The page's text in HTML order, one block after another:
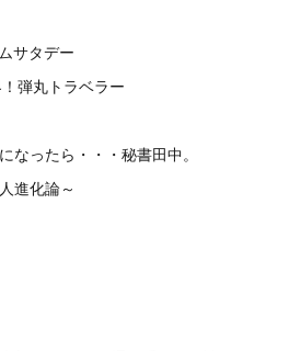
サタデー
弾丸トラベラー
なったら・・・秘書田中。
進化論～